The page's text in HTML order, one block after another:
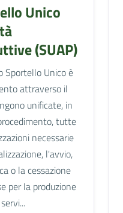
Unico
(SUAP)
Sportello Unico è
attraverso il
unificate, in
tutte
necessarie
l'avvio,
o la cessazione
per la produzione